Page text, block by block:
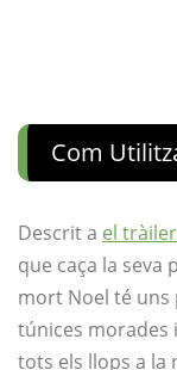
Com
Descrit a el
que caça la seva
mort Noel té uns
túnices morades
tots els llops a la